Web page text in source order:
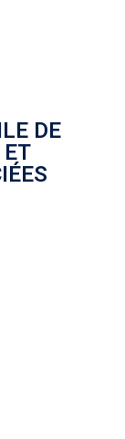
DE
ET